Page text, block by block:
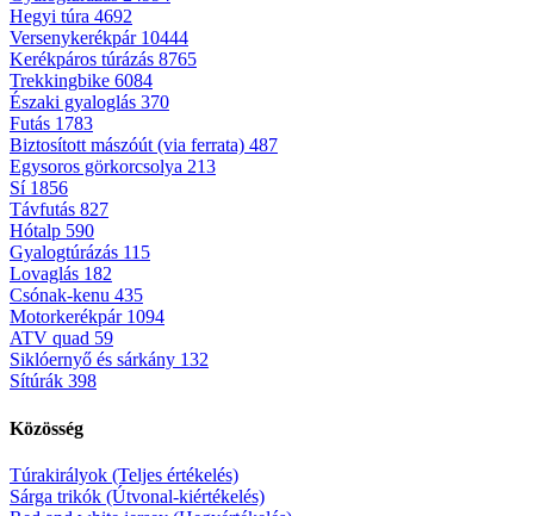
Hegyi túra 4692
Versenykerékpár 10444
Kerékpáros túrázás 8765
Trekkingbike 6084
Északi gyaloglás 370
Futás 1783
Biztosított mászóút (via ferrata) 487
Egysoros görkorcsolya 213
Sí 1856
Távfutás 827
Hótalp 590
Gyalogtúrázás 115
Lovaglás 182
Csónak-kenu 435
Motorkerékpár 1094
ATV quad 59
Siklóernyő és sárkány 132
Sítúrák 398
Közösség
Túrakirályok (Teljes értékelés)
Sárga trikók (Útvonal-kiértékelés)